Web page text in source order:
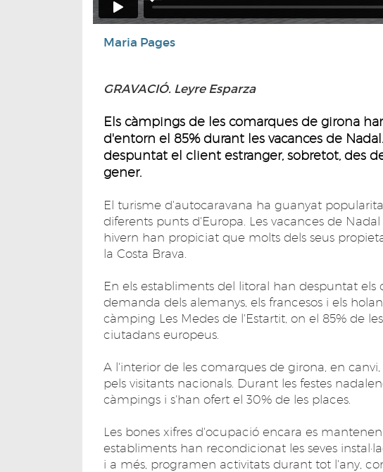
Maria Pages
GRAVACIÓ. Leyre Esparza
Els càmpings de les comarques de girona
d'entorn el 85% durant les vacances de
despuntat el client estranger, sobretot, des
gener.
El turisme d'autocaravana ha guanyat
diferents punts d'Europa. Les vacances de
hivern han propiciat que molts dels seus
la Costa Brava.
En els establiments del litoral han despuntat
demanda dels alemanys, els francesos i els
càmping Les Medes de l'Estartit, on el 85% de
ciutadans europeus.
A l'interior de les comarques de girona, en
pels visitants nacionals. Durant les festes
càmpings i s'han ofert el 30% de les places.
Les bones xifres d'ocupació encara es
establiments han recondicionat les seves
i a més, programen activitats durant tot l'any,